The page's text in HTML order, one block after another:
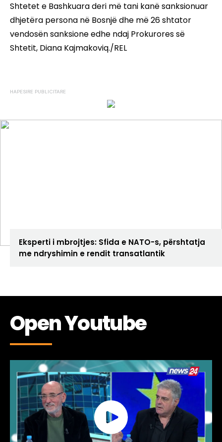
Shtetet e Bashkuara deri më tani kanë sanksionuar
dhjetëra persona në Bosnjë dhe më 26 shtator
vendosën sanksione edhe ndaj Prokurores së
Shtetit, Diana Kajmakoviq./REL
Eksperti i mbrojtjes: Sfida e NATO-s, përshtatja
me ndryshimin e rendit transatlantik
Open Youtube